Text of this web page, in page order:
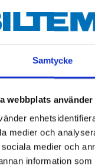
Samtycke
webbplats
medier och
medier och
information